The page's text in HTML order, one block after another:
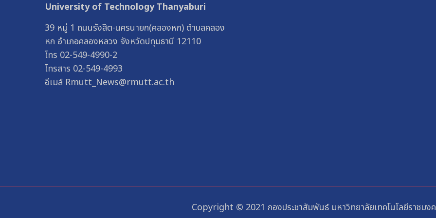
University of Technology Thanyaburi
39 หมู่ 1 ถนนรังสิต-นครนายก(คลองหก) ตำบลคลอง
หก อำเภอคลองหลวง จังหวัดปทุมธานี 12110
โทร 02-549-4990-2
โทรสาร 02-549-4993
อีเมล์ Rmutt_News@rmutt.ac.th
Copyright © 2021 กองประชาสัมพันธ์ มหาวิทยาลัยเทคโนโลยีราชม